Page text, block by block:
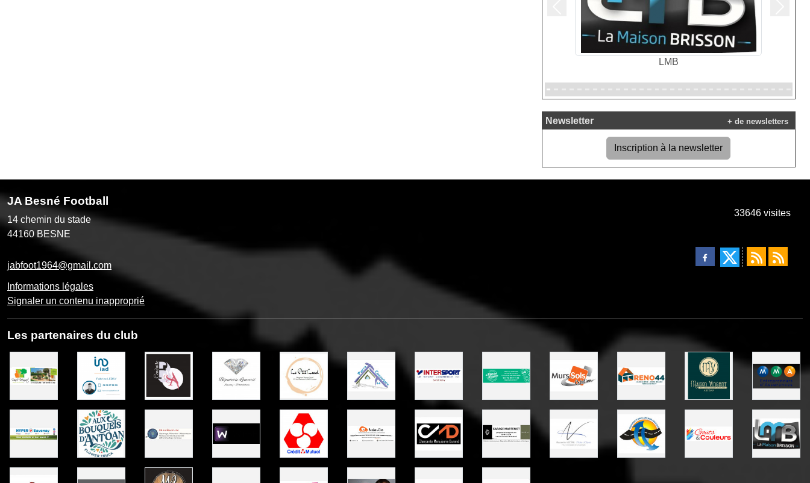
LMB
Précedent
Newsletter
Inscription à la newsletter
+ de newsletters
JA Besné Football
14 chemin du stade
44160 BESNE
jabfoot1964@gmail.com
Informations légales
Signaler un contenu inapproprié
33646 visites
Les partenaires du club